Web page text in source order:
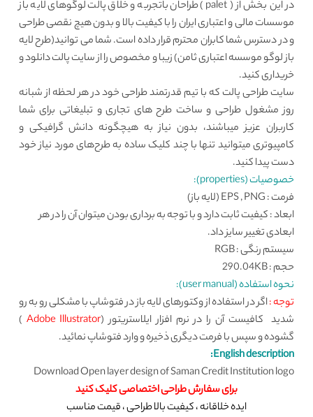
در این بخش از ( palet ) طراحان باتجربه و خلاق پالت لوگوهای لایه باز
موسسات مالی و اعتباری ایران را با کیفیت بالا و بدون هیچ نقصی طراحی
و در دسترس شما کابران محترم قرار داده است. شما می توانید(طرح لایه
باز لوگو موسسه اعتباری ثامن) زیبا و مخصوص را از سایت پالت دانلود و
خریداری کنید.
سایت طراحیپالت که با تیم قدرتمند طراحی خود در هر لحظه از شبانه
روز مشغول طراحی و ساخت طرح های تجاری و تبلیغاتی برای شما
کاربران عزیز میباشند، بدون نیاز به هیچگونه دانش گرافیکی و
کامپیوتری میتوانید تنها با چند کلیک ساده به طرح‌های مورد نیاز خود
دست پیدا کنید.
خصوصیات (properties):
فرمت : EPS , PNG (لایه باز)
ابعاد : کیفیت ثابت دارد و با توجه به برداری بودن میتوان آن را در هر
ابعادی تغییر سایز داد.
سیستم رنگی : RGB
حجم : 290.04KB
نحوه استفاده (user manual):
توجه :اگر در استفاده از وکتورهای لایه باز در فتوشاپ با مشکلی رو به رو
شدید کافیست آن را در نرم افزار ایلاستریتور (Adobe Illustrator
)
گشوده و سپس با فرمت دیگری ذخیره و وارد فتوشاپ نمائید.
English description:
Download Open layer design of Saman Credit Institution logo
برایسفارش طراحی اختصاصیکلیک کنید
ایده خلاقانه ، کیفیت بالا طراحی ، قیمت مناسب